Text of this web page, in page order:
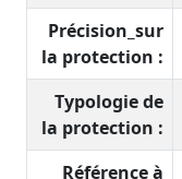
Précision_sur
la protection :
Typologie de
la protection :
Référence à